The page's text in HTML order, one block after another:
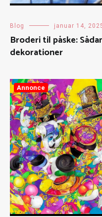
Blog januar 14,
Broderi til påske:
dekorationer
Annonce